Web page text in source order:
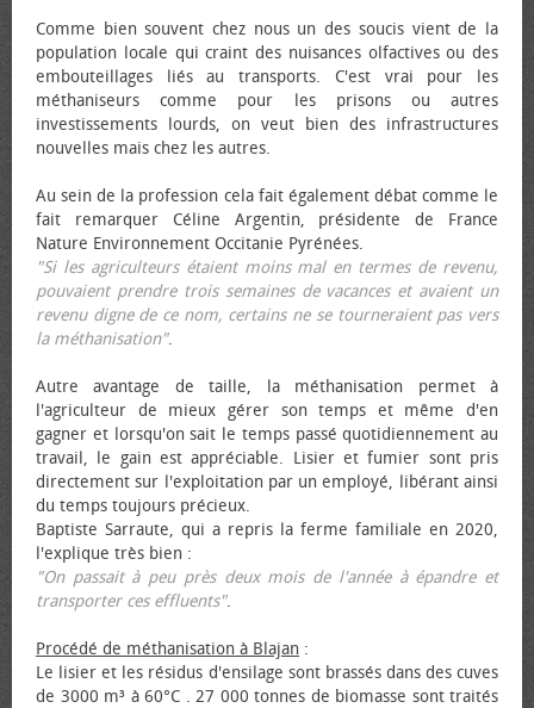
Comme bien souvent chez nous un des soucis vient de la
population locale qui craint des nuisances olfactives ou des
embouteillages liés au transports. C'est vrai pour les
méthaniseurs comme pour les prisons ou autres
investissements lourds, on veut bien des infrastructures
nouvelles mais chez les autres.
Au sein de la profession cela fait également débat comme le
fait remarquer Céline Argentin, présidente de France
Nature Environnement Occitanie Pyrénées.
"Si les agriculteurs étaient moins mal en termes de revenu,
pouvaient prendre trois semaines de vacances et avaient un
revenu digne de ce nom, certains ne se tourneraient pas vers
la méthanisation".
Autre avantage de taille, la méthanisation permet à
l'agriculteur de mieux gérer son temps et même d'en
gagner et lorsqu'on sait le temps passé quotidiennement au
travail, le gain est appréciable. Lisier et fumier sont pris
directement sur l'exploitation par un employé, libérant ainsi
du temps toujours précieux.
Baptiste Sarraute, qui a repris la ferme familiale en 2020,
l'explique très bien :
"On passait à peu près deux mois de l'année à épandre et
transporter ces effluents".
Procédé de méthanisation à Blajan :
Le lisier et les résidus d'ensilage sont brassés dans des cuves
de 3000 m³ à 60°C . 27 000 tonnes de biomasse sont traités